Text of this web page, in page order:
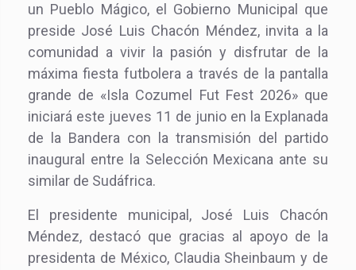
un Pueblo Mágico, el Gobierno Municipal que
preside José Luis Chacón Méndez, invita a la
comunidad a vivir la pasión y disfrutar de la
máxima fiesta futbolera a través de la pantalla
grande de «Isla Cozumel Fut Fest 2026» que
iniciará este jueves 11 de junio en la Explanada
de la Bandera con la transmisión del partido
inaugural entre la Selección Mexicana ante su
similar de Sudáfrica.
El presidente municipal, José Luis Chacón
Méndez, destacó que gracias al apoyo de la
presidenta de México, Claudia Sheinbaum y de